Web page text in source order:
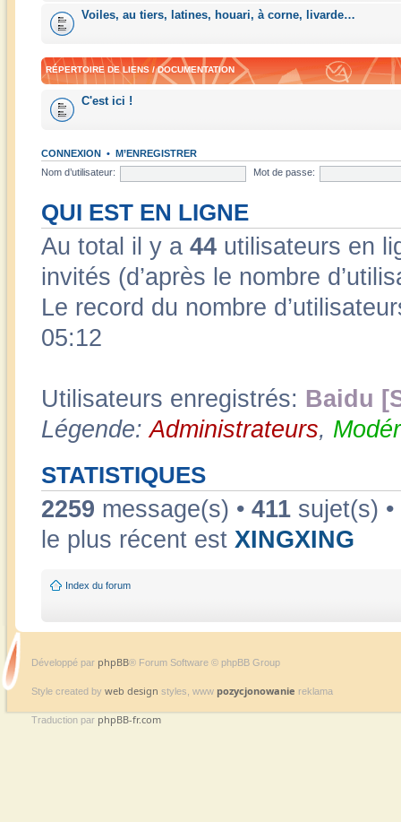
Voiles, au tiers, latines, houari, à corne, livarde…
RÉPERTOIRE DE LIENS / DOCUMENTATION
C'est ici !
CONNEXION • M’ENREGISTRER
Nom d’utilisateur:
Mot de passe:
QUI EST EN LIGNE
Au total il y a 44 utilisateurs en
invités (d’après le nombre
Le record du nombre
05:12
Utilisateurs enregistrés: Baidu
Légende:Administrateurs,
STATISTIQUES
2259 message(s) • 411 sujet(s) •
le plus récent est XINGXING
Index du forum
Développé par phpBB® Forum Software © phpBB Group
Style created by web design styles, www pozycjonowanie reklama
Traduction par phpBB-fr.com